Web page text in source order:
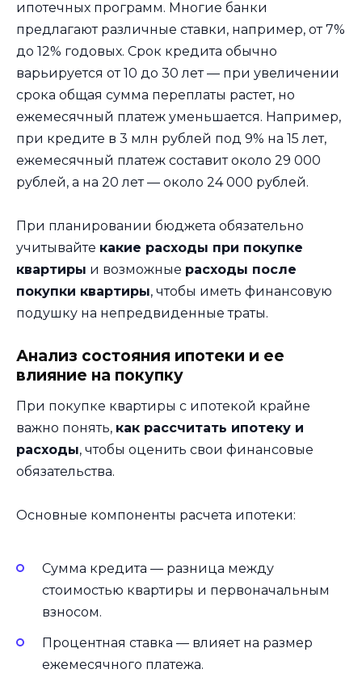
ипотечных программ. Многие банки
предлагают различные ставки, например, от 7%
до 12% годовых. Срок кредита обычно
варьируется от 10 до 30 лет — при увеличении
срока общая сумма переплаты растет, но
ежемесячный платеж уменьшается. Например,
при кредите в 3 млн рублей под 9% на 15 лет,
ежемесячный платеж составит около 29 000
рублей, а на 20 лет — около 24 000 рублей.
При планировании бюджета обязательно
учитывайте какие расходы при покупке
квартиры и возможные расходы после
покупки квартиры, чтобы иметь финансовую
подушку на непредвиденные траты.
Анализ состояния ипотеки и ее
влияние на покупку
При покупке квартиры с ипотекой крайне
важно понять, как рассчитать ипотеку и
расходы, чтобы оценить свои финансовые
обязательства.
Основные компоненты расчета ипотеки:
Сумма кредита — разница между
стоимостью квартиры и первоначальным
взносом.
Процентная ставка — влияет на размер
ежемесячного платежа.